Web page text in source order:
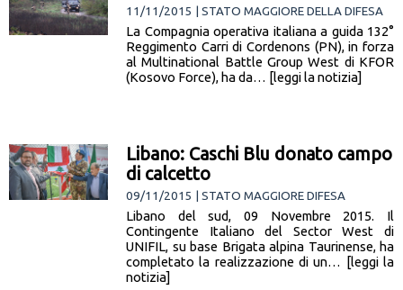
11/11/2015 | STATO MAGGIORE DELLA DIFESA
La Compagnia operativa italiana a guida 132°
Reggimento Carri di Cordenons (PN), in forza
al Multinational Battle Group West di KFOR
(Kosovo Force), ha da… [leggi la notizia]
Libano: Caschi Blu donato campo
di calcetto
09/11/2015 | STATO MAGGIORE DIFESA
Libano del sud, 09 Novembre 2015. Il
Contingente Italiano del Sector West di
UNIFIL, su base Brigata alpina Taurinense, ha
completato la realizzazione di un… [leggi la
notizia]